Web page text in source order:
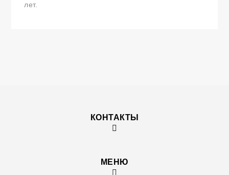
лет.
КОНТАКТЫ
МЕНЮ